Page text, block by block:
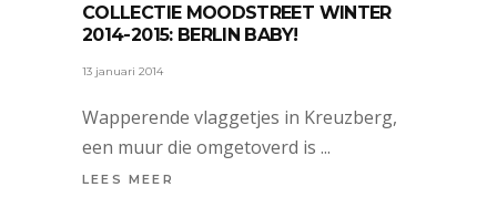
COLLECTIE MOODSTREET WINTER
2014-2015: BERLIN BABY!
13 januari 2014
Wapperende vlaggetjes in Kreuzberg,
een muur die omgetoverd is
LEES MEER